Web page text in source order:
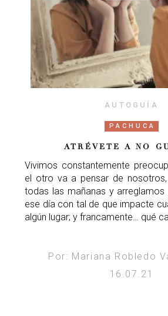
AUTOGUÍA
PACHUCA
ATRÉVETE A NO
Vivimos constantemente
el otro va a pensar de
todas las mañanas y
ese día con tal de que impacte
algún lugar; y francamente… qué
Por: Mariana Robledo
16.07.21